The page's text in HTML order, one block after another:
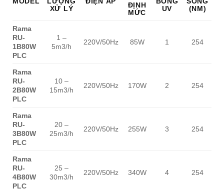
XỬ LÝ
ĐỊNH
MỨC
UV
(NM)
Rama
RU-
1B80W
PLC
1 –
5m3/h
220V/50Hz 85W 1 254
Rama
RU-
2B80W
PLC
10 –
15m3/h
220V/50Hz 170W 2 254
Rama
RU-
3B80W
PLC
20 –
25m3/h
220V/50Hz 255W 3 254
Rama
RU-
4B80W
PLC
25 –
30m3/h
220V/50Hz 340W 4 254